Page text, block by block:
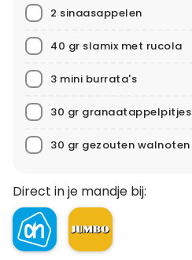
2 sinaasappelen
40 gr slamix met rucola
3 mini burrata's
30 gr granaatappelpitjes
30 gr gezouten walnoten
Direct in je mandje bij: